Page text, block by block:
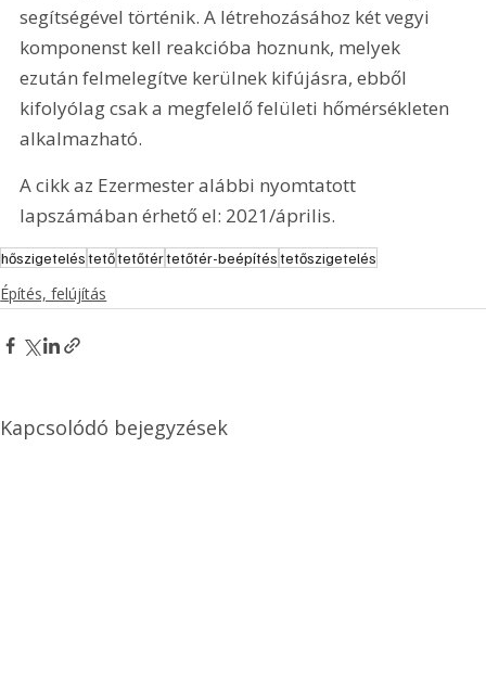
segítségével történik. A létrehozásához két vegyi
komponenst kell reakcióba hoznunk, melyek
ezután felmelegítve kerülnek kifújásra, ebből
kifolyólag csak a megfelelő felületi hőmérsékleten
alkalmazható.
A cikk az Ezermester alábbi nyomtatott
lapszámában érhető el: 2021/április.
hőszigeteléstetőtetőtértetőtér-beépítéstetőszigetelés
Építés, felújítás
Kapcsolódó bejegyzések